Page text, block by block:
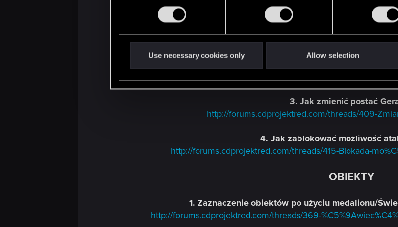
e
l
Use necessary cookies only Allow selection
http://forums.cdprojektred.com/threads/
3. Jak zmienić postać
http://forums.cdprojektred.com/threads/409-
4. Jak zablokować możliwość
http://forums.cdprojektred.com/threads/415-Blokada-
OBIEKTY
1. Zaznaczenie obiektów po użyciu medalionu/
http://forums.cdprojektred.com/threads/369-